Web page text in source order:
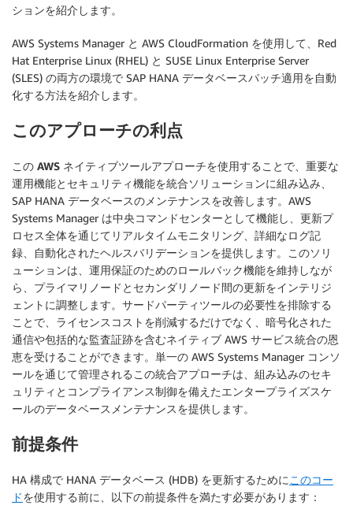
ションを紹介します。
AWS Systems Manager と AWS CloudFormation を使用して、Red
Hat Enterprise Linux (RHEL) と SUSE Linux Enterprise Server
(SLES) の両方の環境で SAP HANA データベースパッチ適用を自動
化する方法を紹介します。
このアプローチの利点
この AWS ネイティブツールアプローチを使用することで、重要な
運用機能とセキュリティ機能を統合ソリューションに組み込み、
SAP HANA データベースのメンテナンスを改善します。AWS
Systems Manager は中央コマンドセンターとして機能し、更新プ
ロセス全体を通じてリアルタイムモニタリング、詳細なログ記
録、自動化されたヘルスバリデーションを提供します。このソリ
ューションは、運用保証のためのロールバック機能を維持しなが
ら、プライマリノードとセカンダリノード間の更新をインテリジ
ェントに調整します。サードパーティツールの必要性を排除する
ことで、ライセンスコストを削減するだけでなく、暗号化された
通信や包括的な監査証跡を含むネイティブ AWS サービス統合の恩
恵を受けることができます。単一の AWS Systems Manager コンソ
ールを通じて管理されるこの統合アプローチは、組み込みのセキ
ュリティとコンプライアンス制御を備えたエンタープライズスケ
ールのデータベースメンテナンスを提供します。
前提条件
HA 構成で HANA データベース (HDB) を更新するために このコー
ドを使用する前に、以下の前提条件を満たす必要があります：